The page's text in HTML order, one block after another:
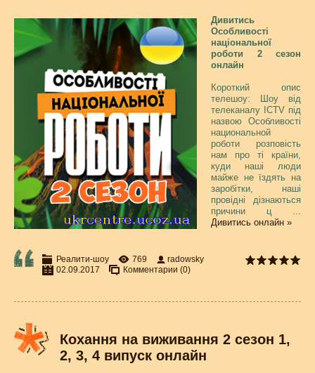
Дивитись
Особливості
національної
роботи 2 сезон
онлайн
Короткий опис
телешоу: Шоу від
телеканалу ICTV під
назвою Особливості
национальной
роботи розповість
нам про ті країни,
куди наші люди
майже не їздять на
заробітки, наші
провідні дізнаються
причини ц ...
Дивитись онлайн »
Реалити-шоу 769
radowsky
02.09.2017
Комментарии (0)
Кохання на виживання 2 сезон 1,
2, 3, 4 випуск онлайн